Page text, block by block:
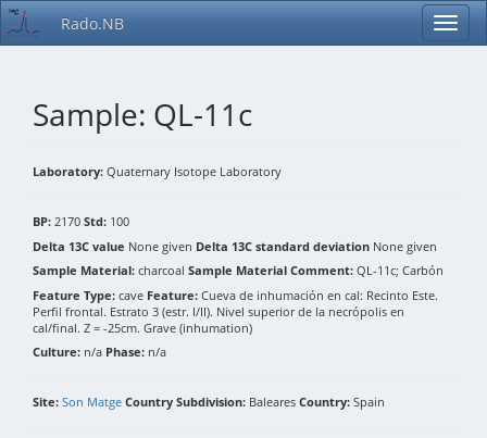
Rado.NB
Sample: QL-11c
Laboratory: Quaternary Isotope Laboratory
BP: 2170 Std: 100
Delta 13C value None given Delta 13C standard deviation None given
Sample Material: charcoal Sample Material Comment: QL-11c; Carbón
Feature Type: cave Feature: Cueva de inhumación en cal: Recinto Este.
Perfil frontal. Estrato 3 (estr. I/II). Nivel superior de la necrópolis en
cal/final. Z = -25cm. Grave (inhumation)
Culture: n/a Phase: n/a
Site: Son Matge Country Subdivision: Baleares Country: Spain